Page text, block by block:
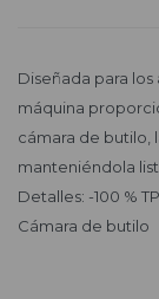
Diseñada para
máquina
cámara de butilo,
manteniéndola
Detalles: -100 %
Cámara de butilo